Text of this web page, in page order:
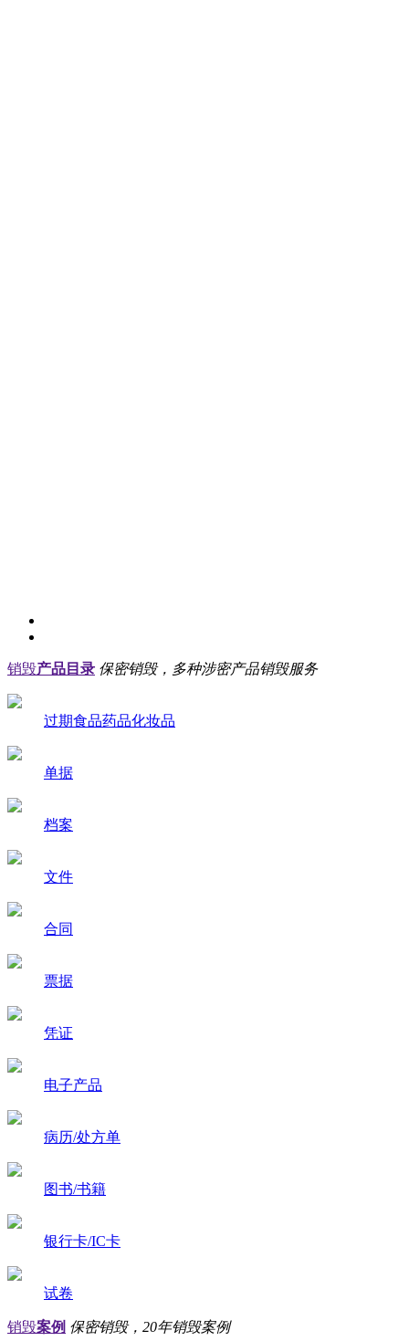
销毁产品目录 保密销毁，多种涉密产品销毁服务
过期食品药品化妆品
单据
档案
文件
合同
票据
凭证
电子产品
病历/处方单
图书/书籍
银行卡/IC卡
试卷
销毁案例 保密销毁，20年销毁案例